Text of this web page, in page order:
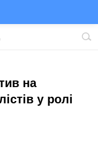
на
у ролі